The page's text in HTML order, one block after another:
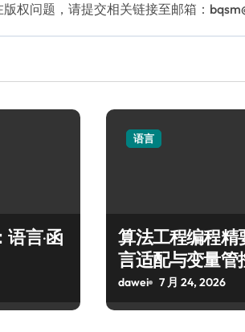
版权问题，请提交相关链接至邮箱：
言·函
语言
算法工程编程精
言适配与变量管
dawei 7 月 24, 2026